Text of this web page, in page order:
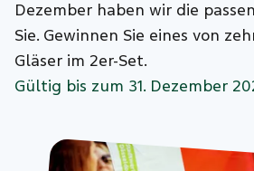
Dezember haben wir die
Sie. Gewinnen Sie eines von
Gläser im 2er-Set.
Gültig bis zum 31. Dezember